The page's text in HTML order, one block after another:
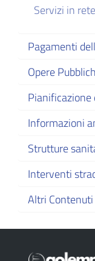
Servizi in rete
Pagamenti
Opere
Informazioni
Strutture
Interventi
Altri Contenuti